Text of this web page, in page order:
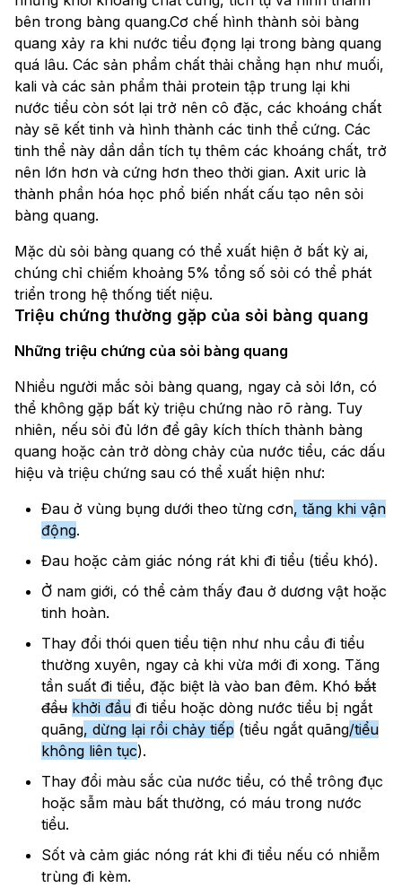
bên trong bàng quang.Cơ chế hình thành sỏi bàng
quang xảy ra khi nước tiểu đọng lại trong bàng quang
quá lâu. Các sản phẩm chất thải chẳng hạn như muối,
kali và các sản phẩm thải protein tập trung lại khi
nước tiểu còn sót lại trở nên cô đặc, các khoáng chất
này sẽ kết tinh và hình thành các tinh thể cứng. Các
tinh thể này dần dần tích tụ thêm các khoáng chất, trở
nên lớn hơn và cứng hơn theo thời gian. Axit uric là
thành phần hóa học phổ biến nhất cấu tạo nên sỏi
bàng quang.
Mặc dù sỏi bàng quang có thể xuất hiện ở bất kỳ ai,
chúng chỉ chiếm khoảng 5% tổng số sỏi có thể phát
triển trong hệ thống tiết niệu.
Triệu chứng thường gặp của sỏi bàng quang
Những triệu chứng của sỏi bàng quang
Nhiều người mắc sỏi bàng quang, ngay cả sỏi lớn, có
thể không gặp bất kỳ triệu chứng nào rõ ràng. Tuy
nhiên, nếu sỏi đủ lớn để gây kích thích thành bàng
quang hoặc cản trở dòng chảy của nước tiểu, các dấu
hiệu và triệu chứng sau có thể xuất hiện như:
Đau ở vùng bụng dưới theo từng cơn, tăng khi vận
động.
Đau hoặc cảm giác nóng rát khi đi tiểu (tiểu khó).
Ở nam giới, có thể cảm thấy đau ở dương vật hoặc
tinh hoàn.
Thay đổi thói quen tiểu tiện như nhu cầu đi tiểu
thường xuyên, ngay cả khi vừa mới đi xong. Tăng
tần suất đi tiểu, đặc biệt là vào ban đêm. Khó bắt
đầu khởi đầu đi tiểu hoặc dòng nước tiểu bị ngắt
quãng, dừng lại rồi chảy tiếp (tiểu ngắt quãng/tiểu
không liên tục).
Thay đổi màu sắc của nước tiểu, có thể trông đục
hoặc sẫm màu bất thường, có máu trong nước
tiểu.
Sốt và cảm giác nóng rát khi đi tiểu nếu có nhiễm
trùng đi kèm.